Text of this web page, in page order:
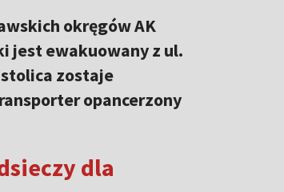
okręgów AK
jest ewakuowany z ul.
zostaje
opancerzony
dla